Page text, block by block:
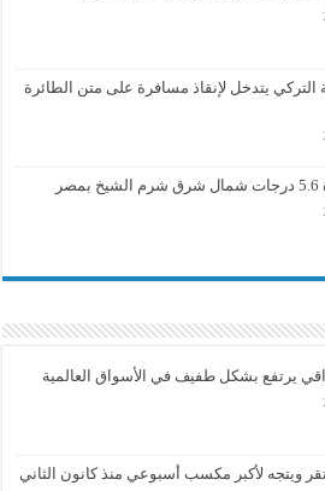
التركي يتدخل لإنقاذ مسافرة على متن الطائرة
يرتفع بشكل طفيف في الأسواق العالمية
ويتجه لأكبر مكسب أسبوعي منذ كانون الثاني